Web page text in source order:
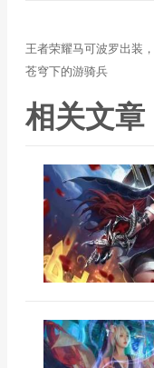
王者荣耀马可波罗出装
苍穹下的游骑兵
相关文章